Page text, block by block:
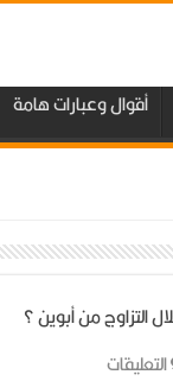
أقوال وعبارات هامة
التعليقات